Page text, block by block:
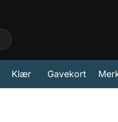
Klær Gavekort